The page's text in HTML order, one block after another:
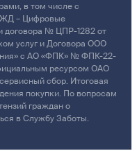
в том числе с
– Цифровые
договора № ЦПР-1282 от
услуг и Договора ООО
с АО «ФПК» № ФПК-22-
ресурсом ОАО
сбор. Итоговая
покупки. По вопросам
граждан о
в Службу Заботы.